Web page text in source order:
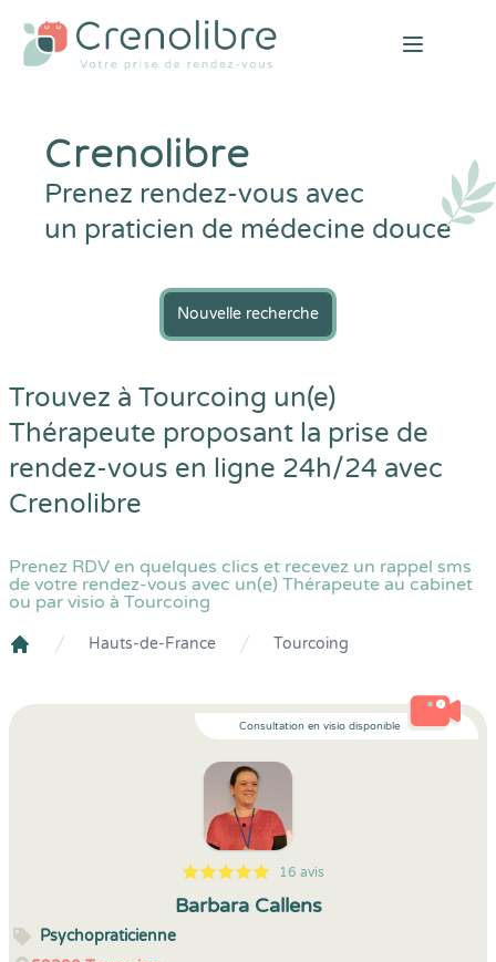
Open
Crenolibre
Prenez rendez-vous avec
un praticien de médecine douce
Nouvelle recherche
Trouvez à Tourcoing un(e)
Thérapeute proposant la prise de
rendez-vous en ligne 24h/24 avec
Crenolibre
Prenez RDV en quelques clics et recevez un rappel sms
de votre rendez-vous avec un(e) Thérapeute au cabinet
ou par visio à Tourcoing
Hauts-de-France Tourcoing
Consultation en visio disponible
5
1
5
16 16 avis
Barbara Callens
Psychopraticienne